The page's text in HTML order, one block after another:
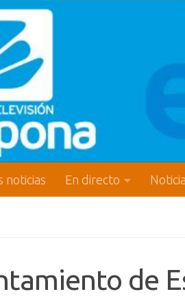
noticias En directo
de